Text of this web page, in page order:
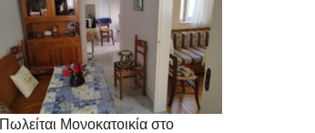
Πωλείται Μονοκατοικία στο